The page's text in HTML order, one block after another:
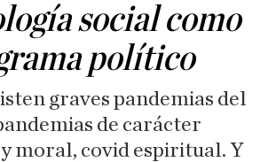
social como
político
graves pandemias del
de carácter
moral, covid espiritual. Y